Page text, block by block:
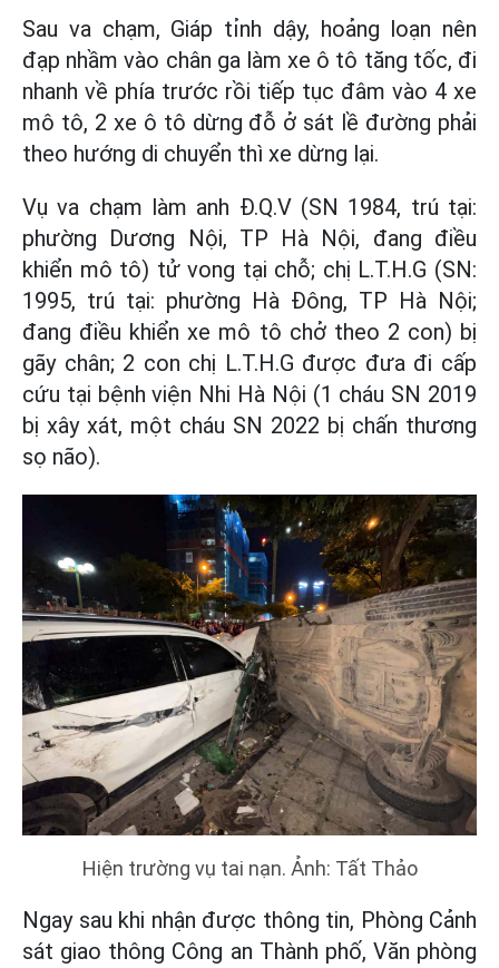
Sau va chạm, Giáp tỉnh dậy, hoảng loạn nên
đạp nhầm vào chân ga làm xe ô tô tăng tốc, đi
nhanh về phía trước rồi tiếp tục đâm vào 4 xe
mô tô, 2 xe ô tô dừng đỗ ở sát lề đường phải
theo hướng di chuyển thì xe dừng lại.
Vụ va chạm làm anh Đ.Q.V (SN 1984, trú tại:
phường Dương Nội, TP Hà Nội, đang điều
khiển mô tô) tử vong tại chỗ; chị L.T.H.G (SN:
1995, trú tại: phường Hà Đông, TP Hà Nội;
đang điều khiển xe mô tô chở theo 2 con) bị
gãy chân; 2 con chị L.T.H.G được đưa đi cấp
cứu tại bệnh viện Nhi Hà Nội (1 cháu SN 2019
bị xây xát, một cháu SN 2022 bị chấn thương
sọ não).
Hiện trường vụ tai nạn. Ảnh: Tất Thảo
Ngay sau khi nhận được thông tin, Phòng Cảnh
sát giao thông Công an Thành phố, Văn phòng